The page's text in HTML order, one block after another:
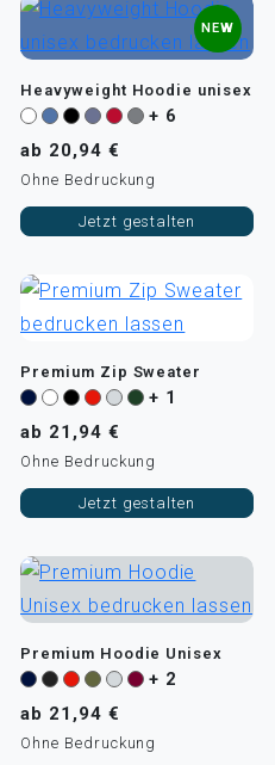
NEW
Heavyweight Hoodie unisex
+ 6
ab 20,94 €
Ohne Bedruckung
Jetzt gestalten
Premium Zip Sweater
+ 1
ab 21,94 €
Ohne Bedruckung
Jetzt gestalten
Premium Hoodie Unisex
+ 2
ab 21,94 €
Ohne Bedruckung